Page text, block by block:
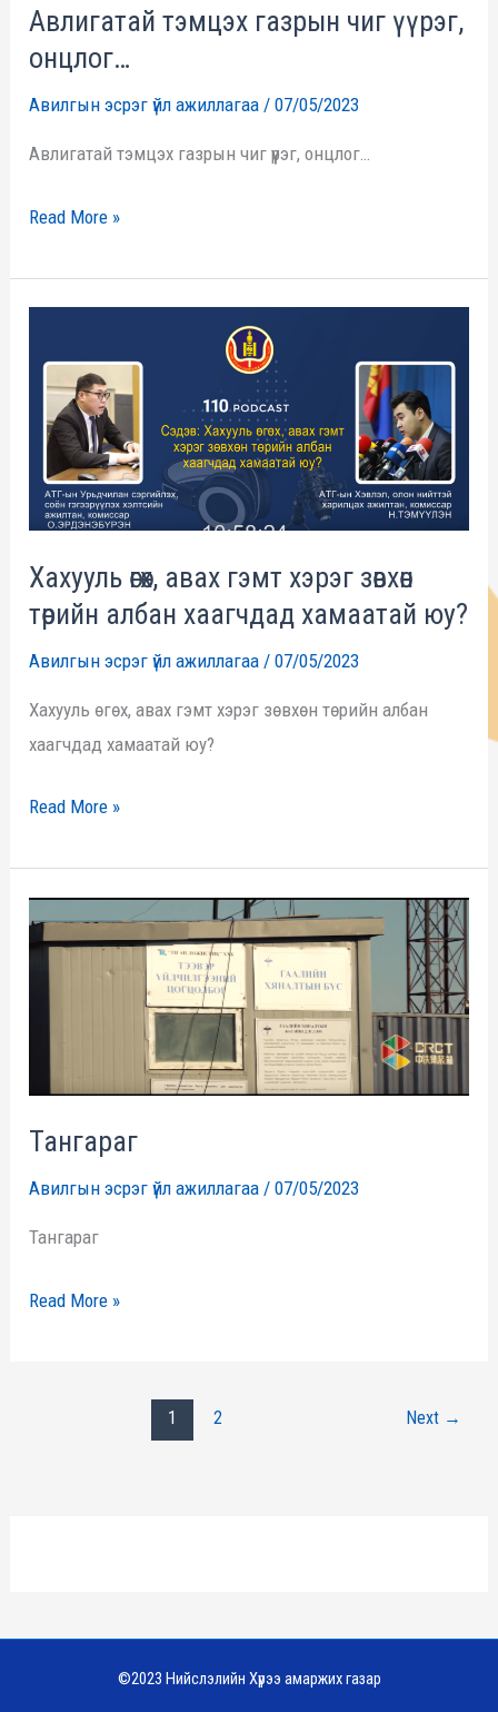
Авлигатай тэмцэх газрын чиг үүрэг,
онцлог…
Авилгын эсрэг үйл ажиллагаа /07/05/2023
Авлигатай тэмцэх газрын чиг үүрэг, онцлог…
Read More »
Хахууль өгөх, авах гэмт хэрэг зөвхөн
төрийн албан хаагчдад хамаатай юу?
Авилгын эсрэг үйл ажиллагаа /07/05/2023
Хахууль өгөх, авах гэмт хэрэг зөвхөн төрийн албан
хаагчдад хамаатай юу?
өгөх,
авах
гэмт
хэрэг
зөвхөн
төрийн
албан
хаагчдад
хамаатай
юу?
Read More »
Тангараг
Авилгын эсрэг үйл ажиллагаа /07/05/2023
Тангараг
Read More »
1 2 Next →
©2023 Нийслэлийн Хүрээ амаржих газар